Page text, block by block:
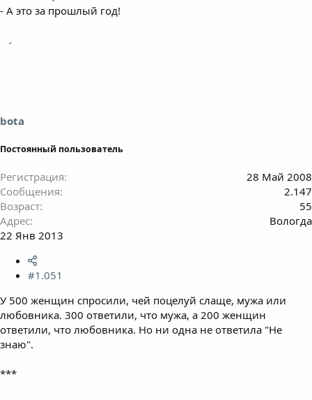
- А это за прошлый год!
bota
Постоянный пользователь
Регистрация
28 Май 2008
Сообщения
2.147
Возраст
55
Адрес
Вологда
22 Янв 2013
#1.051
У 500 женщин спросили, чей поцелуй слаще, мужа или
любовника. 300 ответили, что мужа, а 200 женщин
ответили, что любовника. Но ни одна не ответила "Не
знаю".
***